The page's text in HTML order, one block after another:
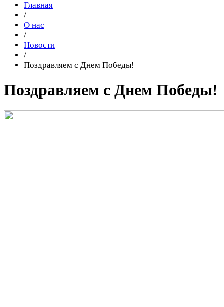
Главная
/
О нас
/
Новости
/
Поздравляем с Днем Победы!
Поздравляем с Днем Победы!